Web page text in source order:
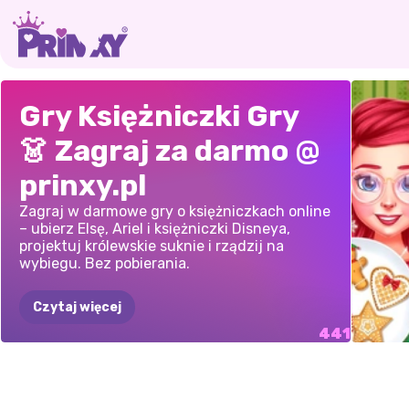
GRACZY
PRINCESS
DESIGN
PARTY
KSIĘŻNICZKA
ZIMNY
PRINCESS:
UBIERANIE
LALEK
KONTRA
PIRACKI
UROK
Gry Księżniczki Gry
👗 Zagraj za darmo @
prinxy.pl
Zagraj w darmowe gry o księżniczkach online
– ubierz Elsę, Ariel i księżniczki Disneya,
projektuj królewskie suknie i rządzij na
wybiegu. Bez pobierania.
Czytaj więcej